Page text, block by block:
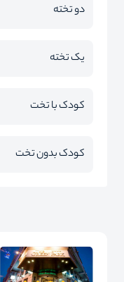
دو تخته
یک تخته
کودک با تخت
کودک بدون تخت